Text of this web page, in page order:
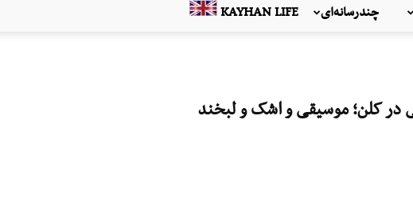
KAYHAN LIFE چندرسانه‌ای
در کلن؛ موسیقی و اشک و لبخند